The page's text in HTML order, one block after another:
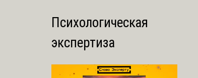
Психологическая
экспертиза